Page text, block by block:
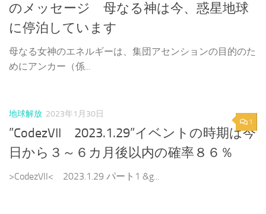
のメッセージ 母なる神は今、惑星地球
に停泊しています
母なる女神のエネルギーは、集団アセンションの目的のた
めにアンカー（係...
1
地球解放 2023年1月30日
”CodezVII 2023.1.29”イベントの時期は今
日から３～６カ月後以内の確率８６％
>CodezVII< 2023.1.29 パート1 &g...